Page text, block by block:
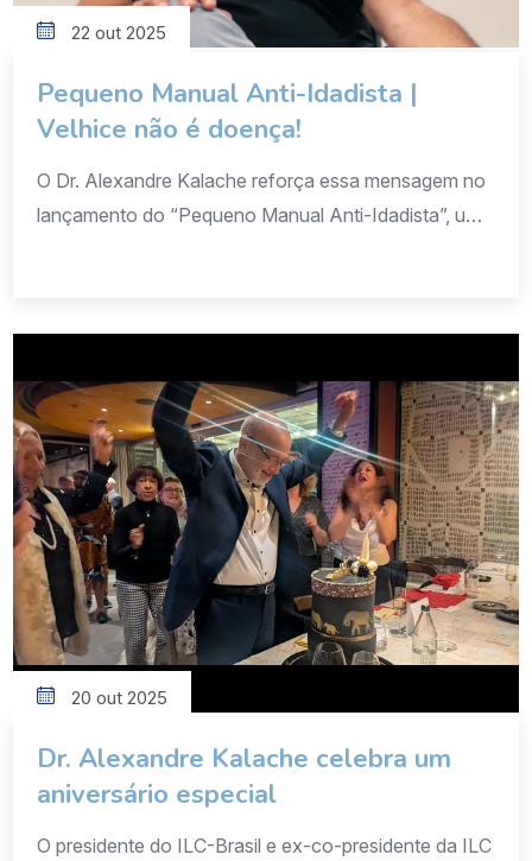
22 out 2025
Pequeno Manual Anti-Idadista |
Velhice não é doença!
O Dr. Alexandre Kalache reforça essa mensagem no
lançamento do “Pequeno Manual Anti-Idadista”, uma
oportunidades. Combater o idadismo é construir um
futuro em que […]
20 out 2025
Dr. Alexandre Kalache celebra um
aniversário especial
O presidente do ILC-Brasil e ex-co-presidente da ILC